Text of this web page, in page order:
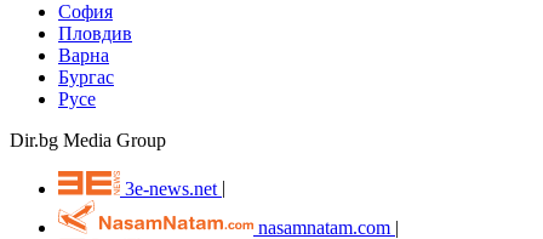
София
Пловдив
Варна
Бургас
Русе
Dir.bg Media Group
3e-news.net
nasamnatam.com |